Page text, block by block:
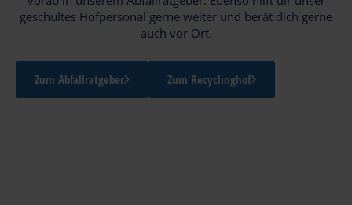
geschultes Hofpersonal gerne weiter und berät dich gerne
auch vor Ort.
Zum Abfallratgeber Zum Recyclinghof